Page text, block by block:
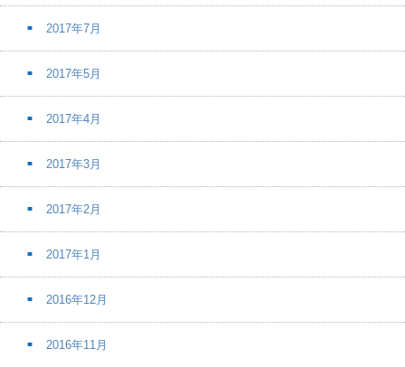
2017年7月
2017年5月
2017年4月
2017年3月
2017年2月
2017年1月
2016年12月
2016年11月